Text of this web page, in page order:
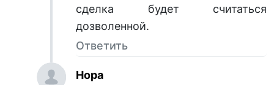
сделка будет считаться
дозволенной.
Ответить
Нора